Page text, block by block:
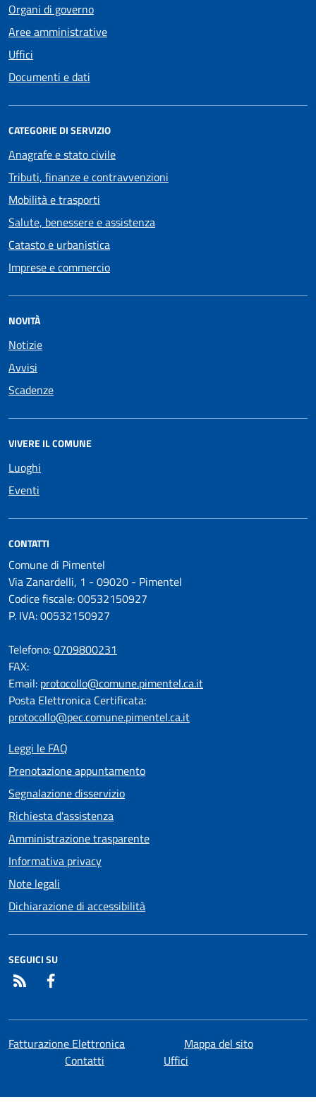
Organi di governo
Aree amministrative
Uffici
Documenti e dati
CATEGORIE DI SERVIZIO
Anagrafe e stato civile
Tributi, finanze e contravvenzioni
Mobilità e trasporti
Salute, benessere e assistenza
Catasto e urbanistica
Imprese e commercio
NOVITÀ
Notizie
Avvisi
Scadenze
VIVERE IL COMUNE
Luoghi
Eventi
CONTATTI
Comune di Pimentel
Via Zanardelli, 1 - 09020 - Pimentel
Codice fiscale: 00532150927
P. IVA: 00532150927
Telefono:0709800231
FAX:
Email: protocollo@comune.pimentel.ca.it
Posta Elettronica Certificata:
protocollo@pec.comune.pimentel.ca.it
Leggi le FAQ
Prenotazione appuntamento
Segnalazione disservizio
Richiesta d'assistenza
Amministrazione trasparente
Informativa privacy
Note legali
Dichiarazione di accessibilità
SEGUICI SU
RSS
Fatturazione Elettronica
Mappa del sito
Contatti
Uffici